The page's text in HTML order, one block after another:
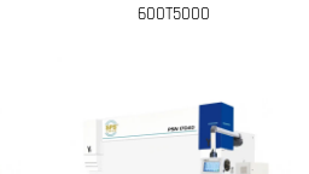
600T5000